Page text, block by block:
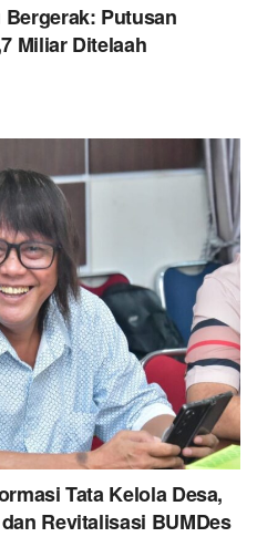
Bergerak: Putusan
Miliar Ditelaah
Tata Kelola Desa,
Revitalisasi BUMDes